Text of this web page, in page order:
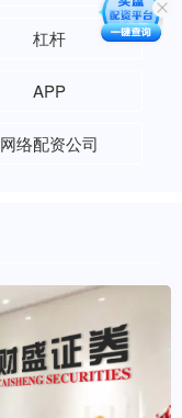
杠杆
APP
网络配资公司